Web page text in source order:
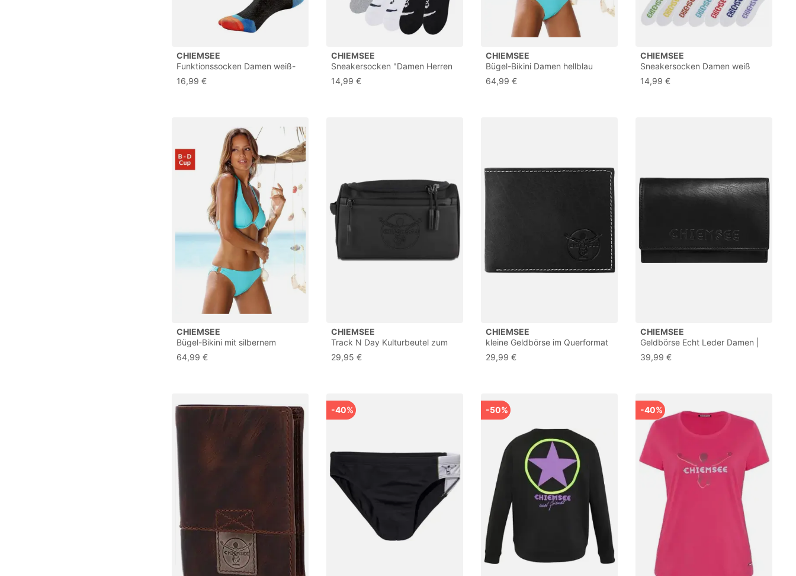
CHIEMSEE
Funktionssocken Damen weiß-
blau-grün, weiß-schwarz-grau,
schwarz-blau-rot Gr.35-38
16,99 €
CHIEMSEE
Sneakersocken "Damen Herren
sportliche Sneaker Socken
Kurzsocken atmungsaktiv"
14,99 €
CHIEMSEE
Bügel-Bikini Damen hellblau
Gr.36 Cup D
64,99 €
CHIEMSEE
Sneakersocken Damen weiß
Gr.31-34
14,99 €
CHIEMSEE
Bügel-Bikini mit silbernem
Zierring
64,99 €
CHIEMSEE
Track N Day Kulturbeutel zum
Aufhängen, Kulturtasche,
Schwarz
29,95 €
CHIEMSEE
kleine Geldbörse im Querformat
Echt Leder Herren | Schlichte
Geldbörse, 1 Münzfach mit
Schutz | 021126
29,99 €
CHIEMSEE
Geldbörse Echt Leder Damen |
schwarz | 021124
39,99 €
-40% -50% -40%